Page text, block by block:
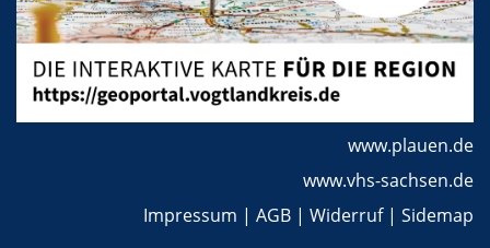
www.plauen.de
www.vhs-sachsen.de
Impressum | AGB | Widerruf| Sidemap